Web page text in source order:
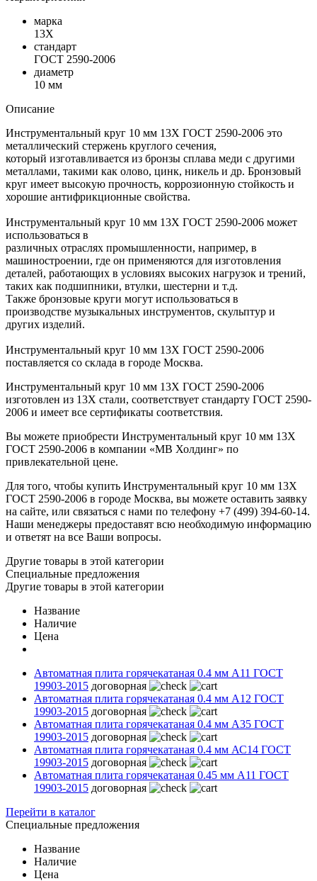
марка
13Х
стандарт
ГОСТ 2590-2006
диаметр
10 мм
Описание
Инструментальный круг 10 мм 13Х ГОСТ 2590-2006 это
металлический стержень круглого сечения,
который изготавливается из бронзы сплава меди с другими
металлами, такими как олово, цинк, никель и др. Бронзовый
круг имеет высокую прочность, коррозионную стойкость и
хорошие антифрикционные свойства.
Инструментальный круг 10 мм 13Х ГОСТ 2590-2006 может
использоваться в
различных отраслях промышленности, например, в
машиностроении, где он применяются для изготовления
деталей, работающих в условиях высоких нагрузок и трений,
таких как подшипники, втулки, шестерни и т.д.
Также бронзовые круги могут использоваться в
производстве музыкальных инструментов, скульптур и
других изделий.
Инструментальный круг 10 мм 13Х ГОСТ 2590-2006
поставляется со склада в городе Москва.
Инструментальный круг 10 мм 13Х ГОСТ 2590-2006
изготовлен из 13Х стали, соответствует стандарту ГОСТ 2590-
2006 и имеет все сертификаты соответствия.
Вы можете приобрести Инструментальный круг 10 мм 13Х
ГОСТ 2590-2006 в компании «МВ Холдинг» по
привлекательной цене.
Для того, чтобы купить Инструментальный круг 10 мм 13Х
ГОСТ 2590-2006 в городе Москва, вы можете оставить заявку
на сайте, или связаться с нами по телефону +7 (499) 394-60-14.
Наши менеджеры предоставят всю необходимую информацию
и ответят на все Ваши вопросы.
Другие товары в этой категории
Специальные предложения
Другие товары в этой категории
Название
Наличие
Цена
Автоматная плита горячекатаная 0.4 мм А11 ГОСТ
19903-2015 договорная
Автоматная плита горячекатаная 0.4 мм А12 ГОСТ
19903-2015 договорная
Автоматная плита горячекатаная 0.4 мм А35 ГОСТ
19903-2015 договорная
Автоматная плита горячекатаная 0.4 мм АС14 ГОСТ
19903-2015 договорная
Автоматная плита горячекатаная 0.45 мм А11 ГОСТ
19903-2015 договорная
Перейти в каталог
Специальные предложения
Название
Наличие
Цена